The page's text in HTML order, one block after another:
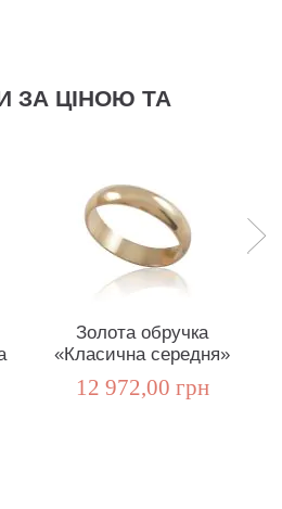
ЗА ЦІНОЮ ТА
Золота обручка
«Класична середня»
12 972,00 грн